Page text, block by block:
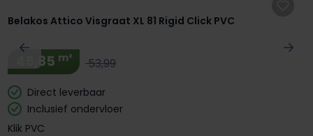
Belakos Attico Visgraat XL 81 Rigid Click PVC
45,85 m² 53,99
Direct leverbaar
Inclusief ondervloer
Klik PVC